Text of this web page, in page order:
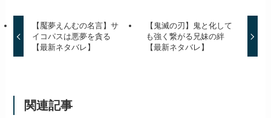
【魘夢えんむの名言】サ
イコパスは悪夢を貪る
【最新ネタバレ】
【鬼滅の刃】鬼と化して
も強く繋がる兄妹の絆
【最新ネタバレ】
関連記事